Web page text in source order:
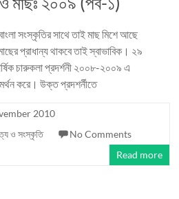
সংস্কৃতির সাথে তাই মাছ মিশে আছে
প্রাধান্য থাকবে তাই স্বাভাবিক। ২৯
চারুকলা প্রদর্শনী ২০০৮-২০০৯ এ
করে। উক্ত প্রদশর্নীতে
2010
ও সংস্কৃতি
No Comments
Read more